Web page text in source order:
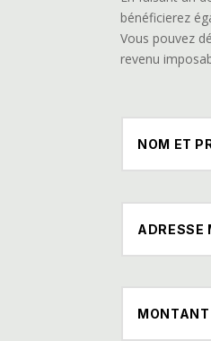
bénéficierez
Vous pouvez
revenu